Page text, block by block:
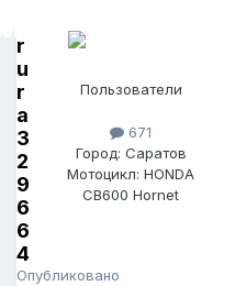
r
u
r
a
3
2
9
6
6
4
Опубликовано
Пользователи
671
Город: Саратов
Мотоцикл: HONDA
CB600 Hornet